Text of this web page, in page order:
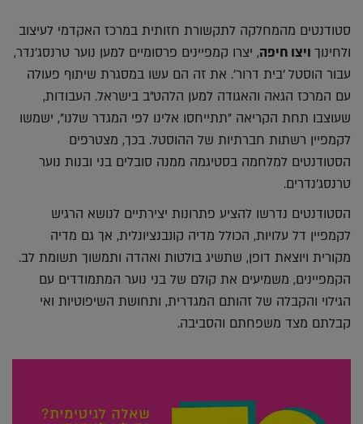
סטודנטים מהמחלקה לתקשורת חזותית במרכז האקדמי לעיצוב
ולחינוך ויצו חיפה, יצרו קמפיינים פרסומיים למען נוער טרנסג'נדר,
עבור הוסטל 'בית דרור'. את זה הם עשו במסגרת שיתוף פעולה
עם המרכז הגאה והאגודה למען הלהט"ב בישראל. העבודות,
שעוצבו תחת הקריאה "תתייחסו אלינו לפי המגדר שלנו", ישמשו
לקמפיין רשתות חברתיות של ההוסטל. בכך, מצטרפים
הסטודנטים למלחמה בסטיגמה ממנה סובלים בני ובנות נוער
טרנסג׳נדרים.
הסטודנטים נדרשו להציע פתרונות יצירתיים לנושא הרגיש
לקמפיין דל עלויות, הכולל מדיה קונבנציונלית, אך גם מדיה
מקורית ויוצאת דופן, שתשיג בולטות ואהדה ותמשוך תשומת לב.
הקמפיינים, משמיעים את קולם של בני נוער המתמודדים עם
הגילוי והקבלה של זהותם המגדרית, ותחושת השיפוטיות ואי
קבלתם מצד משפחתם והסביבה.